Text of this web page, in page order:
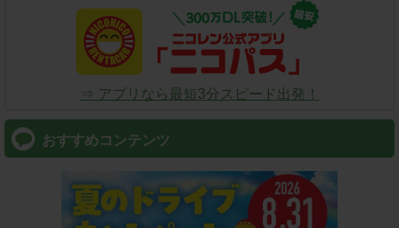
⇒ アプリなら最短3分スピード出発！
おすすめコンテンツ